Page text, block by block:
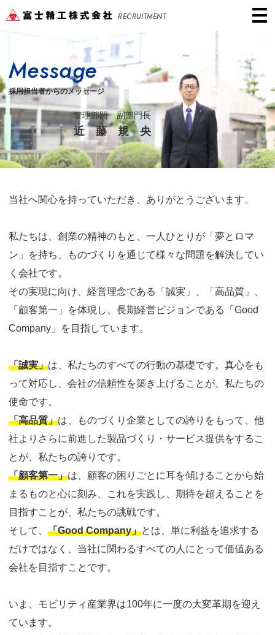
RECRUITMENT
Message
採用担当者からのメッセージ
管理部門 副部門長
近藤規央
当社へ関心を持っていただき、ありがとうございます。
私たちは、創業の精神のもと、一人ひとりが「夢とロマ
ン」を持ち、ものづくりを通じて様々な問題を解決してい
く会社です。
その実現に向け、経営理念である「誠実」、「高品質」、
「顧客第一」を体現し、長期経営ビジョンである「Good
Company」を目指しています。
「誠実」は、私たちのすべての行動の基礎です。真心をも
って対応し、会社の信頼性を築き上げることが、私たちの
使命です。
「高品質」は、ものづくり企業としての誇りをもって、他
社よりさらに前進した製品づくり・サービス提供をするこ
とが、私たちの誇りです。
「顧客第一」は、顧客の困りごとに耳を傾けることから始
まるものと心に刻み、これを実践し、期待を超えることを
目指すことが、私たちの誂戦です。
そして、 「Good Company」とは、単に利益を追求する
だけではなく、当社に関わるすべての人にとって価値ある
会社を目指すことです。
いま、モビリティ産業界は100年に一度の大変革期を迎え
ています。